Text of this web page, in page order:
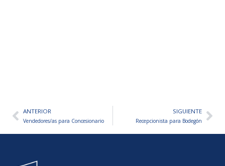
AntANTERIOR
Vendedores/as para Concesionario
SIGUIENTE
Recepcionista para Bodegón